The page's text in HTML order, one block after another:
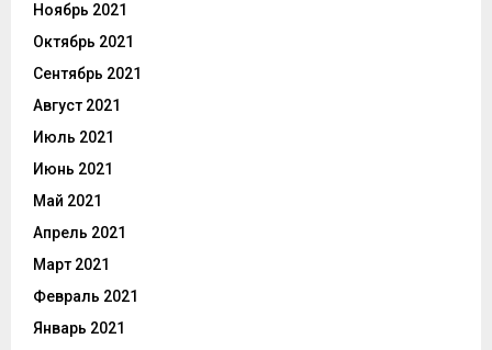
Ноябрь 2021
Октябрь 2021
Сентябрь 2021
Август 2021
Июль 2021
Июнь 2021
Май 2021
Апрель 2021
Март 2021
Февраль 2021
Январь 2021